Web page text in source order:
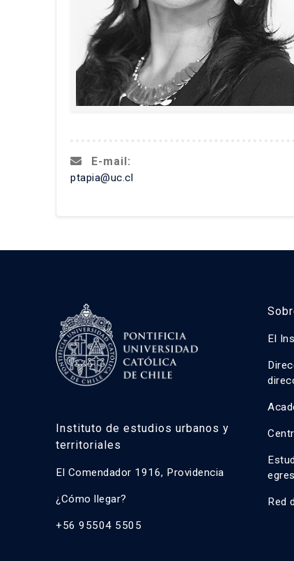
E-mail:
ptapia@uc.cl
Instituto de estudios urbanos y
territoriales
El Comendador 1916, Providencia
¿Cómo llegar?
+56 95504 5505
El
Red